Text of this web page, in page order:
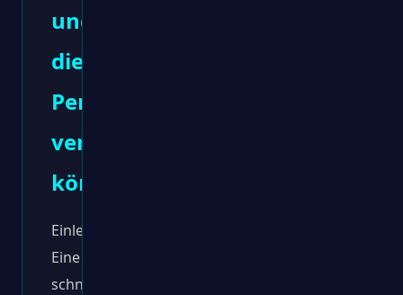
und
die
Performance
verbessern
können
Einleitung:
Eine
schnelle